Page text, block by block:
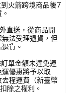
火箭跨境商品後7
直送，從商品開
法受理退貨，但
貨。
單金額未達免運
優惠將予以取
程運費（新臺幣
除之權利。